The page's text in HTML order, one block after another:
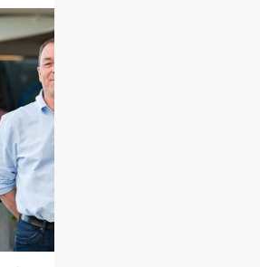
nutzte er leistungsstarke Tools,
Expansionspläne zur Verdoppelung
voranzutreiben...